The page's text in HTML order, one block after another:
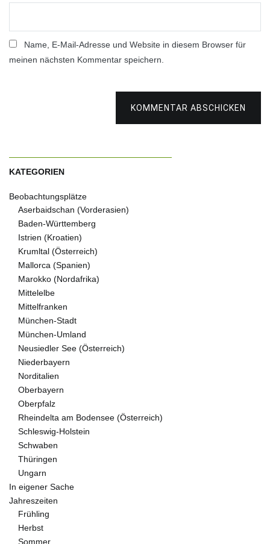
Name, E-Mail-Adresse und Website in diesem Browser für
meinen nächsten Kommentar speichern.
KOMMENTAR ABSCHICKEN
KATEGORIEN
Beobachtungsplätze
Aserbaidschan (Vorderasien)
Baden-Württemberg
Istrien (Kroatien)
Krumltal (Österreich)
Mallorca (Spanien)
Marokko (Nordafrika)
Mittelelbe
Mittelfranken
München-Stadt
München-Umland
Neusiedler See (Österreich)
Niederbayern
Norditalien
Oberbayern
Oberpfalz
Rheindelta am Bodensee (Österreich)
Schleswig-Holstein
Schwaben
Thüringen
Ungarn
In eigener Sache
Jahreszeiten
Frühling
Herbst
Sommer